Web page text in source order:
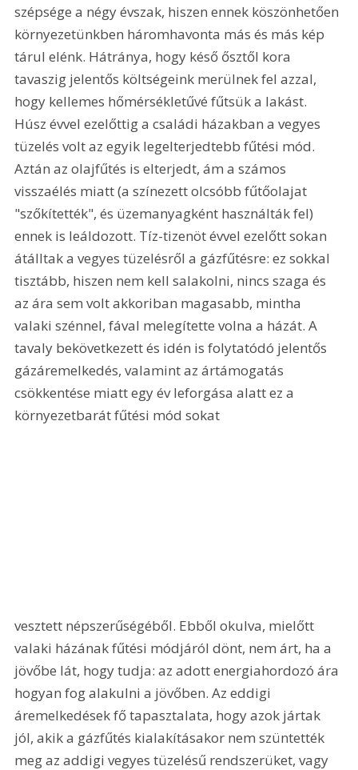
szépsége a négy évszak, hiszen ennek köszönhetően
környezetünkben háromhavonta más és más kép
tárul elénk. Hátránya, hogy késő ősztől kora
tavaszig jelentős költségeink merülnek fel azzal,
hogy kellemes hőmérsékletűvé fűtsük a lakást.
Húsz évvel ezelőttig a családi házakban a vegyes
tüzelés volt az egyik legelterjedtebb fűtési mód.
Aztán az olajfűtés is elterjedt, ám a számos
visszaélés miatt (a színezett olcsóbb fűtőolajat
"szőkítették", és üzemanyagként használták fel)
ennek is leáldozott. Tíz-tizenöt évvel ezelőtt sokan
átálltak a vegyes tüzelésről a gázfűtésre: ez sokkal
tisztább, hiszen nem kell salakolni, nincs szaga és
az ára sem volt akkoriban magasabb, mintha
valaki szénnel, fával melegítette volna a házát. A
tavaly bekövetkezett és idén is folytatódó jelentős
gázáremelkedés, valamint az ártámogatás
csökkentése miatt egy év leforgása alatt ez a
környezetbarát fűtési mód sokat
vesztett népszerűségéből. Ebből okulva, mielőtt
valaki házának fűtési módjáról dönt, nem árt, ha a
jövőbe lát, hogy tudja: az adott energiahordozó ára
hogyan fog alakulni a jövőben. Az eddigi
áremelkedések fő tapasztalata, hogy azok jártak
jól, akik a gázfűtés kialakításakor nem szüntették
meg az addigi vegyes tüzelésű rendszerüket, vagy